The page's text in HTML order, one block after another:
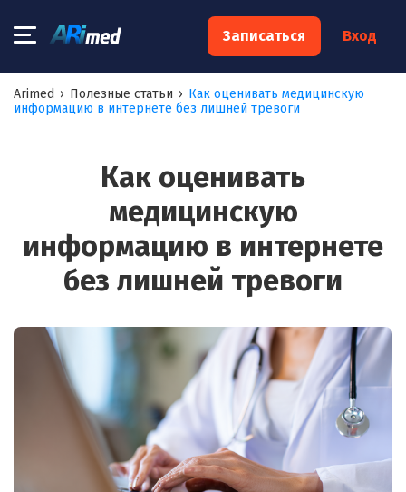
Записаться Вход
Arimed › Полезные статьи › Как оценивать медицинскую
информацию в интернете без лишней тревоги
Как оценивать
медицинскую
информацию в интернете
без лишней тревоги
×
Запишитесь на консультацию к
специалисту
Ваш телефон:*
Ваш e-mail:*
обработку моих персональных данных